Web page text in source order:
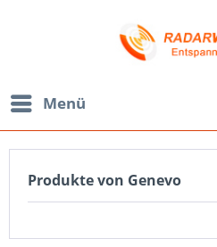
Menü
Produkte von Genevo